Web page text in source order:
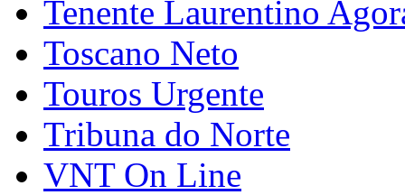
Tenente Laurentino
Toscano Neto
Touros Urgente
Tribuna do Norte
VNT On Line